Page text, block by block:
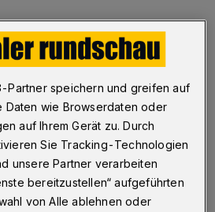
in Junior Uni-
Junior Uni für das
ihre Führungsetage.
Prof. Dr. h.c. Ernst-Andreas
Staab haben die Gesellschafter
die bisherige Prokuristin Dr.
1. März 2021 zur
-Partner speichern und greifen auf
wie Browserdaten oder
auf Ihrem Gerät zu. Durch
Sie Tracking-Technologien
unsere Partner verarbeiten
bereitzustellen“ aufgeführten
von Alle ablehnen oder